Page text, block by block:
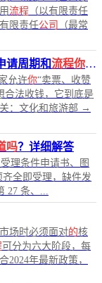
流程 （以有限责任
限责任公司
（最常
请周期和流程你知道吗
允许你“卖票、收赞
合法收钱，它到底是
：文化和旅游部 →
吗？详细解答
理条件申请书、图
全即受理，缺件发
27 条、...
场时必须面对的核
可分为六大阶段，每
2024年最新政策，